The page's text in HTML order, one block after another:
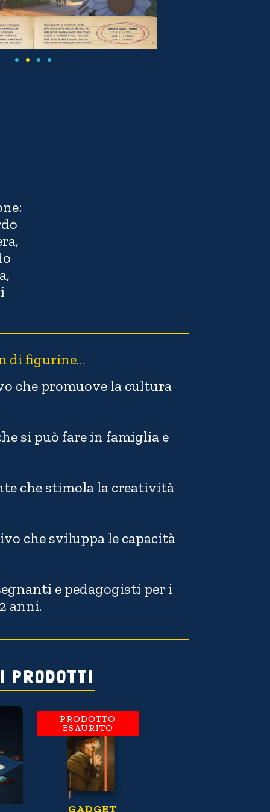
di figurine…
che promuove la cultura
si può fare in famiglia e
che stimola la creatività
che sviluppa le capacità
e pedagogisti per i
anni.
DI
IN OFFERTA!
PRODOTTI
PRODOTTO
ESAURITO
GADGET